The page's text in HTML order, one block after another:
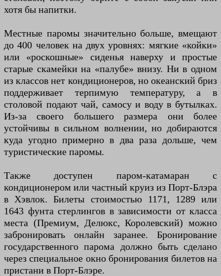
хотя бы напитки.
Местные паромы значительно больше, вмещают
до 400 человек на двух уровнях: мягкие «койки»
или «роскошные» сиденья наверху и простые
старые скамейки на «палубе» внизу. Ни в одном
из классов нет кондиционеров, но океанский бриз
поддерживает терпимую температуру, а в
столовой подают чай, самосу и воду в бутылках.
Из-за своего большего размера они более
устойчивы в сильном волнении, но добираются
куда угодно примерно в два раза дольше, чем
туристические паромы.
Также доступен паром-катамаран с
кондиционером или частный круиз из Порт-Блэра
в Хэвлок. Билеты стоимостью 1171, 1289 или
1643 фунта стерлингов в зависимости от класса
места (Премиум, Делюкс, Королевский) можно
забронировать онлайн заранее. Бронирование
государственного парома должно быть сделано
через специальное окно бронирования билетов на
пристани в Порт-Блэре.